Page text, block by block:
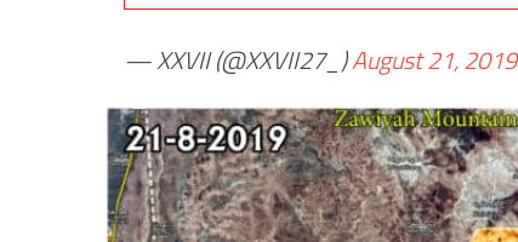
— XXVII (@XXVII27_)August 21, 2019